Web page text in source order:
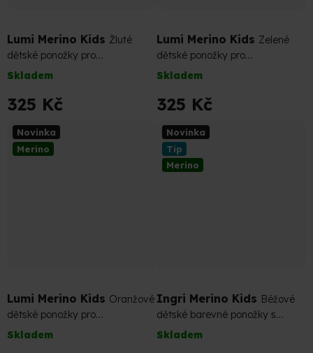
Lumi Merino Kids Žluté
dětské ponožky pro
dobrodružství bez stížností
Skladem
325 Kč
Lumi Merino Kids Zelené
dětské ponožky pro
dobrodružství bez stížností
Skladem
325 Kč
Novinka
Merino
Lumi Merino Kids Oranžové
dětské ponožky pro
dobrodružství bez stížností
Skladem
Novinka
Tip
Merino
Ingri Merino Kids Béžové
dětské barevné ponožky s
nižším úpletem
Skladem